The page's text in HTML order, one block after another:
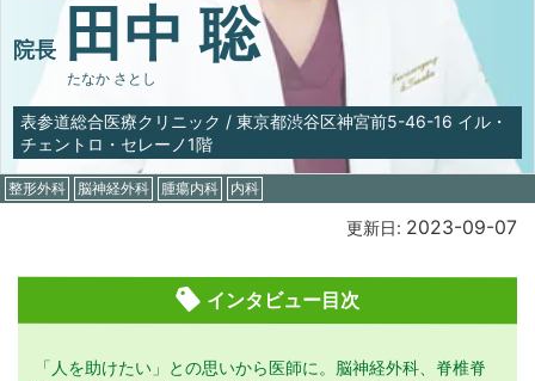
院長 田中 聡
たなか さとし
表参道総合医療クリニック / 東京都渋谷区神宮前5-46-16 イル・
チェントロ・セレーノ1階
整形外科 脳神経外科 腫瘍内科 内科
更新日: 2023-09-07
インタビュー目次
「人を助けたい」との思いから医師に。脳神経外科、脊椎脊